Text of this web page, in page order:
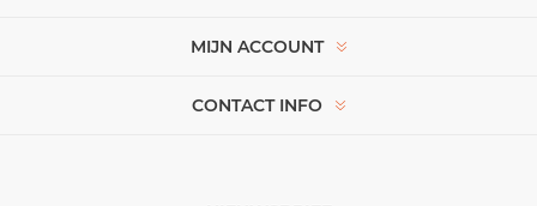
MIJN ACCOUNT
CONTACT INFO